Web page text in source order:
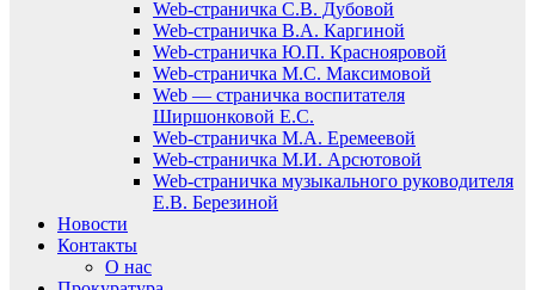
Web-страничка С.В. Дубовой
Web-страничка В.А. Каргиной
Web-страничка Ю.П. Краснояровой
Web-страничка М.С. Максимовой
Web — страничка воспитателя
Ширшонковой Е.С.
Web-страничка М.А. Еремеевой
Web-страничка М.И. Арсютовой
Web-страничка музыкального руководителя
Е.В. Березиной
Новости
Контакты
О нас